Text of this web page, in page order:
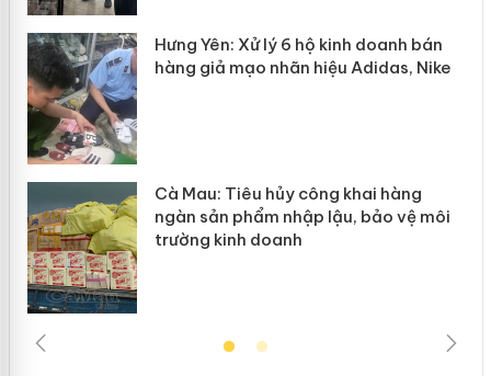
Hưng Yên: Xử lý 6 hộ kinh doanh bán
hàng giả mạo nhãn hiệu Adidas, Nike
Cà Mau: Tiêu hủy công khai hàng
ngàn sản phẩm nhập lậu, bảo vệ môi
trường kinh doanh